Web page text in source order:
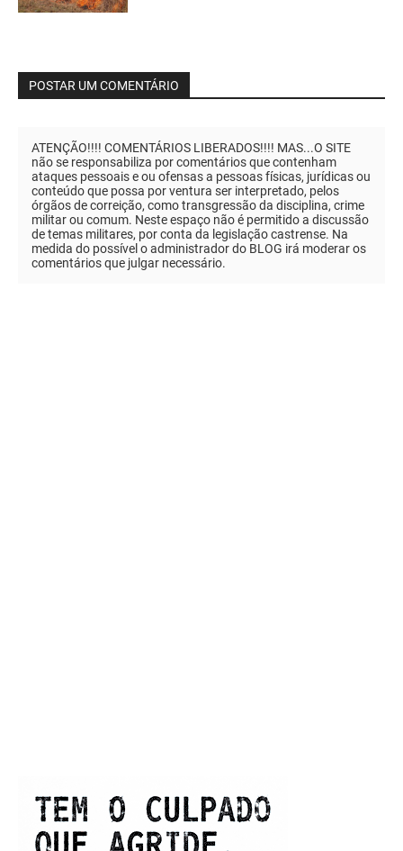
POSTAR UM COMENTÁRIO
ATENÇÃO!!!! COMENTÁRIOS LIBERADOS!!!! MAS...O SITE
não se responsabiliza por comentários que contenham
ataques pessoais e ou ofensas a pessoas físicas, jurídicas ou
conteúdo que possa por ventura ser interpretado, pelos
órgãos de correição, como transgressão da disciplina, crime
militar ou comum. Neste espaço não é permitido a discussão
de temas militares, por conta da legislação castrense. Na
medida do possível o administrador do BLOG irá moderar os
comentários que julgar necessário.